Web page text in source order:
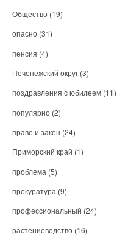
Общество (19)
опасно (31)
пенсия (4)
Печенежский округ (3)
поздравления с юбилеем (11)
популярно (2)
право и закон (24)
Приморский край (1)
проблема (5)
прокуратура (9)
профессиональный (24)
растениеводство (16)